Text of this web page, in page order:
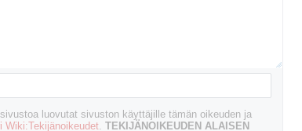
luovutat sivuston käyttäjille tämän oikeuden ja
Wiki:Tekijänoikeudet. TEKIJÄNOIKEUDEN ALAISEN